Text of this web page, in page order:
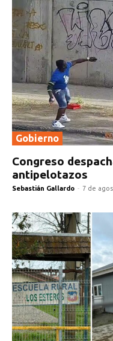
Gobierno
Congreso
antipelotazos
Sebastián Gallardo - 7 de